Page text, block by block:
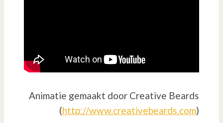
Animatie gemaakt door Creative Beards
(http://www.creativebeards.com)